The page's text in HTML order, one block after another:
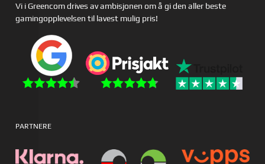
Vi i Greencom drives av ambisjonen om å gi den aller beste
gamingopplevelsen til lavest mulig pris!
PARTNERE